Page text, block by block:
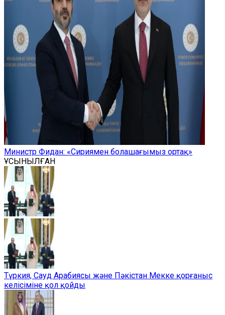
Министр Фидан: «Сириямен болашағымыз ортақ»
ҰСЫНЫЛҒАН
Түркия, Сауд Арабиясы және Пәкістан Мекке қорғаныс
келісіміне қол қойды